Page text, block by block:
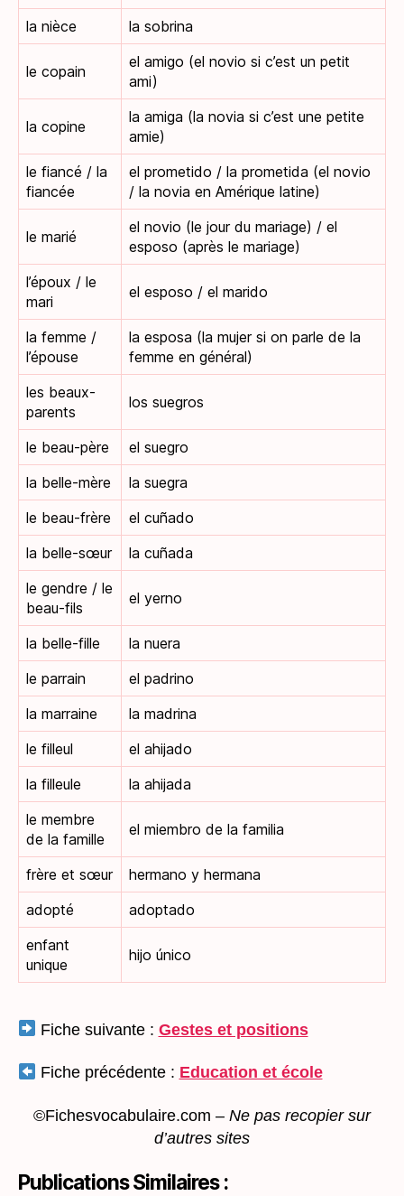
la nièce la sobrina
le copain
el amigo (el novio si c’est un petit
ami)
la copine
la amiga (la novia si c’est une petite
amie)
le fiancé / la
fiancée
el prometido / la prometida (el novio
/ la novia en Amérique latine)
le marié
el novio (le jour du mariage) / el
esposo (après le mariage)
l’époux / le
mari
el esposo / el marido
la femme /
l’épouse
la esposa (la mujer si on parle de la
femme en général)
les beaux-
parents
los suegros
le beau-père
el suegro
la belle-mère
la suegra
le beau-frère
el cuñado
la belle-sœur
la cuñada
le gendre / le
beau-fils
el yerno
la belle-fille
la nuera
le parrain
el padrino
la marraine
la madrina
le filleul
el ahijado
la filleule
la ahijada
le membre
de la famille
el miembro de la familia
frère et sœur
hermano y hermana
adopté
adoptado
enfant
unique
hijo único
Fiche suivante : Gestes et positions
Fiche précédente : Education et école
©Fichesvocabulaire.com – Ne pas recopier sur
d’autres sites
Publications Similaires :